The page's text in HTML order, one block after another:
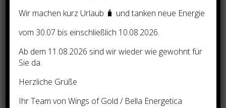
Wir machen kurz Urlaub 🧳 und tanken neue Energie
vom 30.07 bis einschließlich 10.08.2026.
Ab dem 11.08.2026 sind wir wieder wie gewohnt für
Sie da.
Herzliche Grüße
Ihr Team von Wings of Gold / Bella Energetica